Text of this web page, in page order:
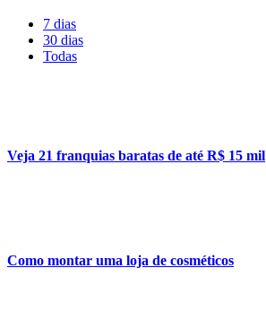
7 dias
30 dias
Todas
Veja 21 franquias baratas de até R$ 15 mil
Como montar uma loja de cosméticos